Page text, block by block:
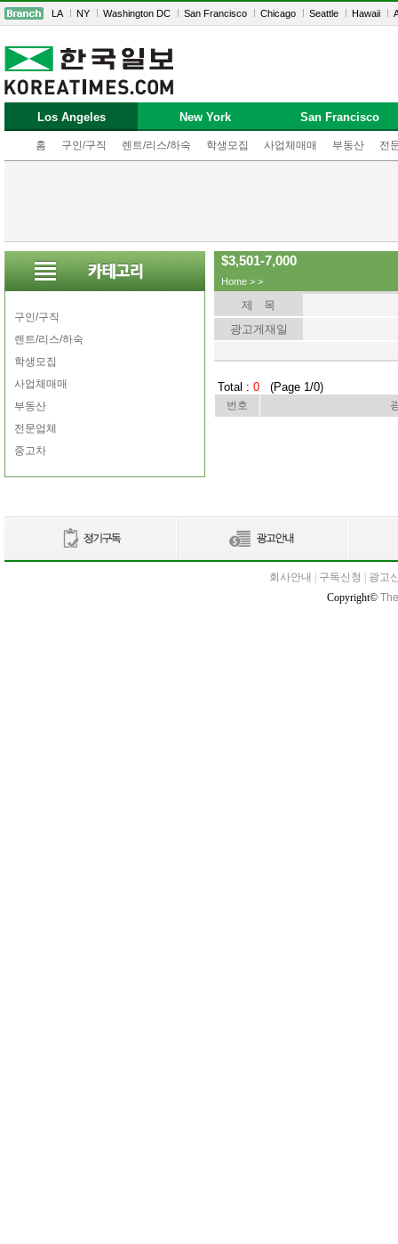
LA NY Washington DC San Francisco Chicago Seattle Hawaii
Los Angeles
홈 구인/구직 렌트/리스/하숙 학생모집 사업체매매 부동산 전
New York San Francisco
구인/구직
렌트/리스/하숙
학생모집
사업체매매
부동산
전문업체
중고차
$3,501-7,000
Home > >
제 목
광고게재일
Total : 0 (Page 1/0)
번호
회사안내 구독신청
광고
Copyright©